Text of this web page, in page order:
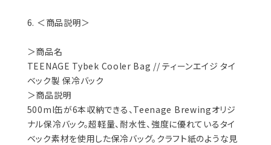
6. ＜商品説明＞
＞商品名
TEENAGE Tybek Cooler Bag // ティーンエイジ タイ
ベック製 保冷バック
＞商品説明
500ml缶が6本収納できる、Teenage Brewingオリジ
ナル保冷バック。超軽量、耐水性、強度に優れているタイ
ベック素材を使用した保冷バッグ。クラフト紙のような見